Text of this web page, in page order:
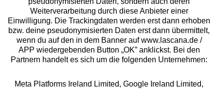
Über uns
Rechtliches
Weiterverarbeitung durch diese Anbieter einer
Einwilligung. Die Trackingdaten werden erst dann erhoben
bzw. deine pseudonymisierten Daten erst dann übermittelt,
wenn du auf den in dem Banner auf www.lascana.de /
APP wiedergebenden Button „OK” anklickst. Bei den
Partnern handelt es sich um die folgenden Unternehmen:
Meta Platforms Ireland Limited, Google Ireland Limited,